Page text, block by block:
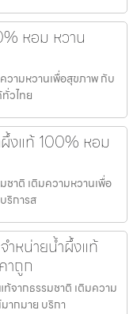
หอม หวาน
วามหวานเพื่อสุขภาพ กับ
วไทย
งแท้ 100% หอม
าติ เติมความหวานเพื่อ
ริการส
ำหน่ายน้ำผึ้งแท้
าถูก
จากธรรมชาติ เติมความ
ากมาย บริกา